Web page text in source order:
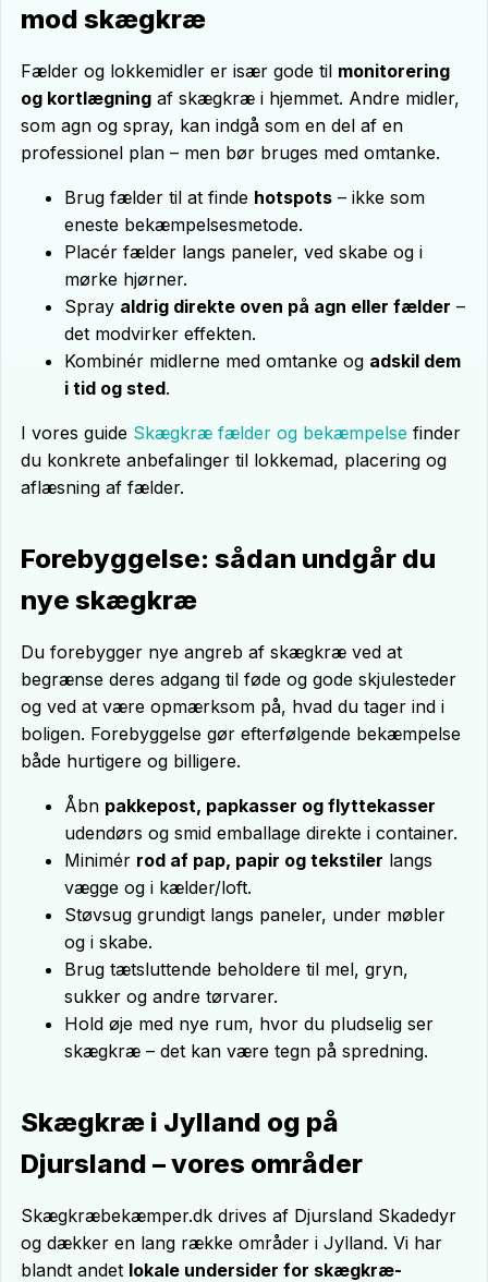
mod skægkræ
Fælder og lokkemidler er især gode til monitorering
og kortlægning af skægkræ i hjemmet. Andre midler,
som agn og spray, kan indgå som en del af en
professionel plan – men bør bruges med omtanke.
Brug fælder til at finde hotspots – ikke som
eneste bekæmpelsesmetode.
Placér fælder langs paneler, ved skabe og i
mørke hjørner.
Spray aldrig direkte oven på agn eller fælder –
det modvirker effekten.
Kombinér midlerne med omtanke og adskil dem
i tid og sted.
I vores guide Skægkræ fælder og bekæmpelse finder
du konkrete anbefalinger til lokkemad, placering og
aflæsning af fælder.
Forebyggelse: sådan undgår du
nye skægkræ
Du forebygger nye angreb af skægkræ ved at
begrænse deres adgang til føde og gode skjulesteder
og ved at være opmærksom på, hvad du tager ind i
boligen. Forebyggelse gør efterfølgende bekæmpelse
både hurtigere og billigere.
Åbn pakkepost, papkasser og flyttekasser
udendørs og smid emballage direkte i container.
Minimér rod af pap, papir og tekstiler langs
vægge og i kælder/loft.
Støvsug grundigt langs paneler, under møbler
og i skabe.
Brug tætsluttende beholdere til mel, gryn,
sukker og andre tørvarer.
Hold øje med nye rum, hvor du pludselig ser
skægkræ – det kan være tegn på spredning.
Skægkræ i Jylland og på
Djursland – vores områder
Skægkræbekæmper.dk drives af Djursland Skadedyr
og dækker en lang række områder i Jylland. Vi har
blandt andet lokale undersider for skægkræ-